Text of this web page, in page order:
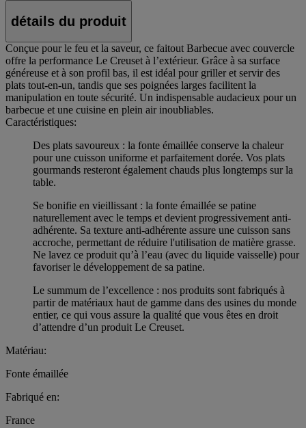
détails du produit
Conçue pour le feu et la saveur, ce faitout Barbecue avec couvercle
offre la performance Le Creuset à l’extérieur. Grâce à sa surface
généreuse et à son profil bas, il est idéal pour griller et servir des
plats tout‑en‑un, tandis que ses poignées larges facilitent la
manipulation en toute sécurité. Un indispensable audacieux pour un
barbecue et une cuisine en plein air inoubliables.
Caractéristiques:
Des plats savoureux : la fonte émaillée conserve la chaleur
pour une cuisson uniforme et parfaitement dorée. Vos plats
gourmands resteront également chauds plus longtemps sur la
table.
Se bonifie en vieillissant : la fonte émaillée se patine
naturellement avec le temps et devient progressivement anti-
adhérente. Sa texture anti-adhérente assure une cuisson sans
accroche, permettant de réduire l'utilisation de matière grasse.
Ne lavez ce produit qu’à l’eau (avec du liquide vaisselle) pour
favoriser le développement de sa patine.
Le summum de l’excellence : nos produits sont fabriqués à
partir de matériaux haut de gamme dans des usines du monde
entier, ce qui vous assure la qualité que vous êtes en droit
d’attendre d’un produit Le Creuset.
Matériau:
Fonte émaillée
Fabriqué en:
France